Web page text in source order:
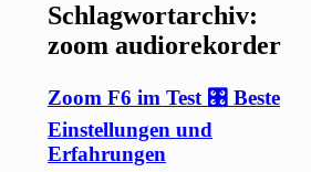
Schlagwortarchiv:
zoom audiorekorder
Zoom F6 im Test 🎛 Beste
Einstellungen und
Erfahrungen